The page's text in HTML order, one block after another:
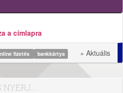
a címlapra
fizetés bankkártya » Aktuális